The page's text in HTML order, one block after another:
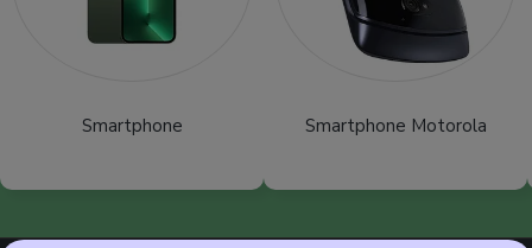
Smartphone Smartphone Motorola